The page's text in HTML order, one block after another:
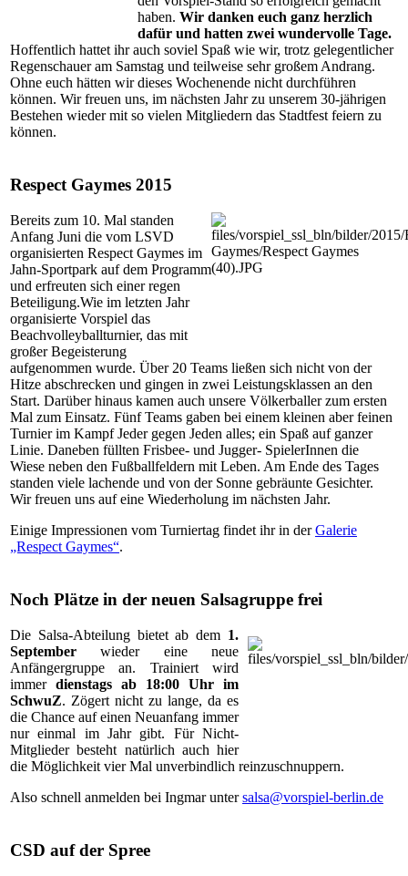
haben. Wir danken euch ganz herzlich
dafür und hatten zwei wundervolle Tage.
Hoffentlich hattet ihr auch soviel Spaß wie wir, trotz gelegentlicher
Regenschauer am Samstag und teilweise sehr großem Andrang.
Ohne euch hätten wir dieses Wochenende nicht durchführen
können. Wir freuen uns, im nächsten Jahr zu unserem 30-jährigen
Bestehen wieder mit so vielen Mitgliedern das Stadtfest feiern zu
können.
Respect Gaymes 2015
Bereits zum 10. Mal standen
Anfang Juni die vom LSVD
organisierten Respect Gaymes im
Jahn-Sportpark auf dem Programm
und erfreuten sich einer regen
Beteiligung.Wie im letzten Jahr
organisierte Vorspiel das
Beachvolleyballturnier, das mit
großer Begeisterung
aufgenommen wurde. Über 20 Teams ließen sich nicht von der
Hitze abschrecken und gingen in zwei Leistungsklassen an den
Start. Darüber hinaus kamen auch unsere Völkerballer zum ersten
Mal zum Einsatz. Fünf Teams gaben bei einem kleinen aber feinen
Turnier im Kampf Jeder gegen Jeden alles; ein Spaß auf ganzer
Linie. Daneben füllten Frisbee- und Jugger- SpielerInnen die
Wiese neben den Fußballfeldern mit Leben. Am Ende des Tages
standen viele lachende und von der Sonne gebräunte Gesichter.
Wir freuen uns auf eine Wiederholung im nächsten Jahr.
Einige Impressionen vom Turniertag findet ihr in derGalerie
„Respect Gaymes“.
Noch Plätze in der neuen Salsagruppe frei
Die Salsa-Abteilung bietet ab dem 1.
Septemberwieder eine neue
Anfängergruppe an. Trainiert wird
immer dienstags ab 18:00 Uhr im
SchwuZ. Zögert nicht zu lange, da es
die Chance auf einen Neuanfang immer
nur einmal im Jahr gibt. Für Nicht-
Mitglieder besteht natürlich auch hier
die Möglichkeit vier Mal unverbindlich reinzuschnuppern.
Also schnell anmelden bei Ingmar untersalsa@vorspiel-berlin.de
CSD auf der Spree